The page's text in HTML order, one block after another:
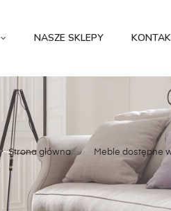
NASZE SKLEPY
Strona główna Meble dostępne